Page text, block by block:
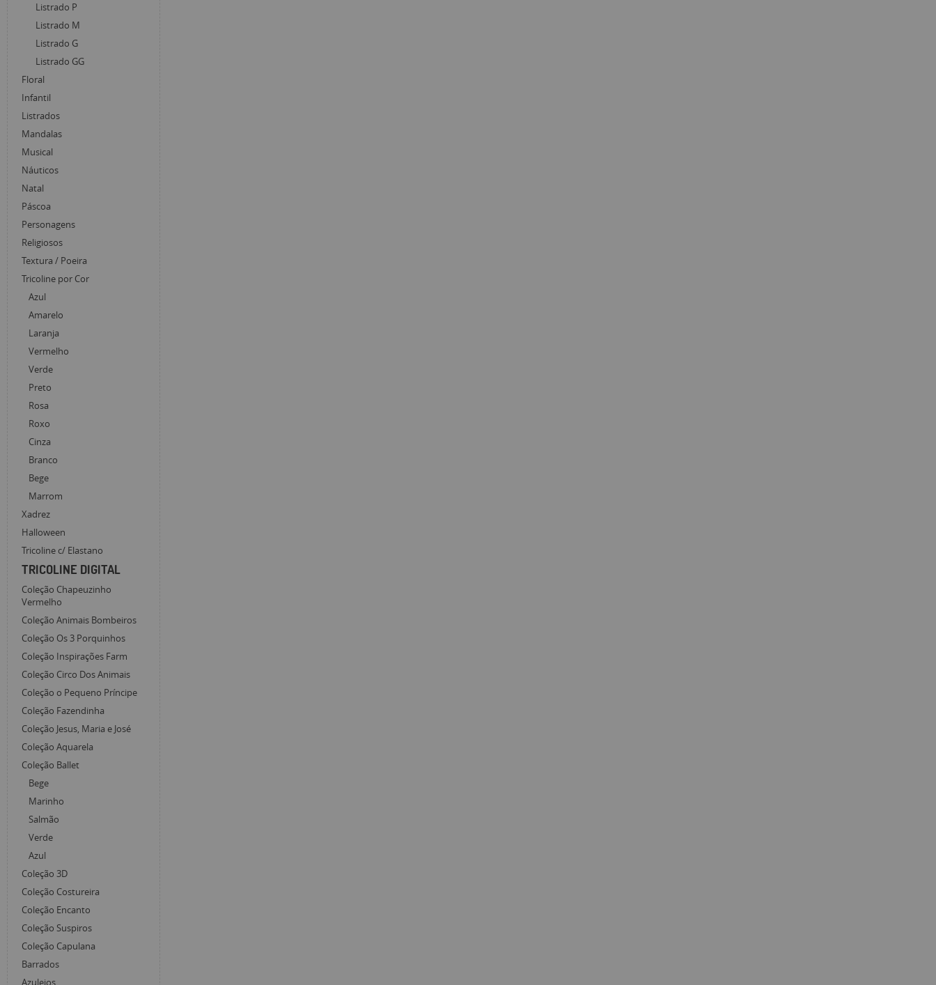
Listrado P
Listrado M
Listrado G
Listrado GG
Floral
Infantil
Listrados
Mandalas
Musical
Náuticos
Natal
Páscoa
Personagens
Religiosos
Textura / Poeira
Tricoline por Cor
Azul
Amarelo
Laranja
Vermelho
Verde
Preto
Rosa
Roxo
Cinza
Branco
Bege
Marrom
Xadrez
Halloween
Tricoline c/ Elastano
TRICOLINE DIGITAL
Coleção Chapeuzinho
Vermelho
Coleção Animais Bombeiros
Coleção Os 3 Porquinhos
Coleção Inspirações Farm
Coleção Circo Dos Animais
Coleção o Pequeno Príncipe
Coleção Fazendinha
Coleção Jesus, Maria e José
Coleção Aquarela
Coleção Ballet
Bege
Marinho
Salmão
Verde
Azul
Coleção 3D
Coleção Costureira
Coleção Encanto
Coleção Suspiros
Coleção Capulana
Barrados
Azulejos